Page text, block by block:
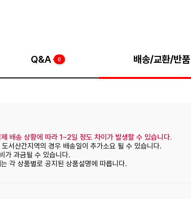
Q&A 0 배송/교환/반품
배송 상황에 따라 1~2일 정도 차이가 발생할 수 있습니다.
서산간지역의 경우 배송일이 추가소요 될 수 있습니다.
가 과금될 수 있습니다.
각 상품별로 공지된 상품설명에 따릅니다.